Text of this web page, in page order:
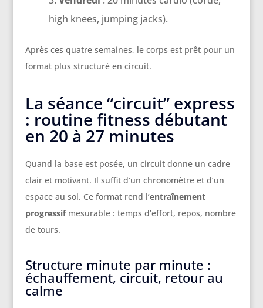
high knees, jumping jacks).
Après ces quatre semaines, le corps est prêt pour un
format plus structuré en circuit.
La séance “circuit” express
: routine fitness débutant
en 20 à 27 minutes
Quand la base est posée, un circuit donne un cadre
clair et motivant. Il suffit d’un chronomètre et d’un
espace au sol. Ce format rend l’entraînement
progressifmesurable : temps d’effort, repos, nombre
de tours.
Structure minute par minute :
échauffement, circuit, retour au
calme